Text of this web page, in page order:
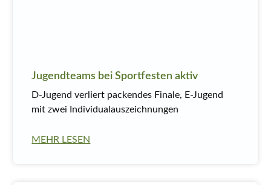
Jugendteams bei Sportfesten aktiv
D-Jugend verliert packendes Finale, E-Jugend
mit zwei Individualauszeichnungen
MEHR LESEN